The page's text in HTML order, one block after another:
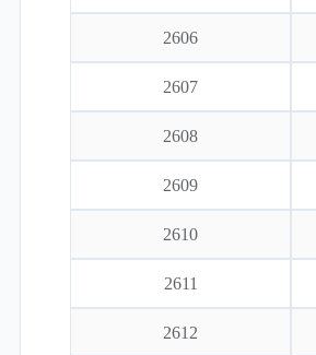
2606
2607
2608
2609
2610
2611
2612